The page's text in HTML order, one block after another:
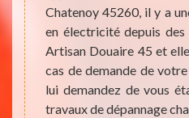
ces
ses
Chatenoy 45260, il y a
en électricité depuis des
Artisan Douaire 45 et
cas de demande de
lui demandez de vous
travaux de dépannage